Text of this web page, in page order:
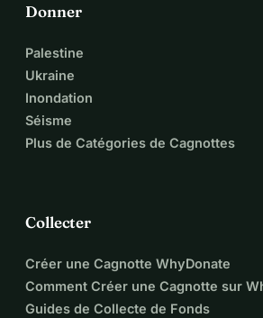
Donner
Palestine
Ukraine
Inondation
Séisme
Plus de Catégories de Cagnottes
Collecter
Créer une Cagnotte WhyDonate
Comment Créer une Cagnotte sur
Guides de Collecte de Fonds